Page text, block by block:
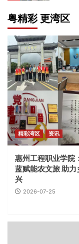
4
资讯
链
5
资讯
两年
林”拔
资讯
墨芯
合盈
粤精彩 更湾区
精彩湾区 资讯
惠州工程职业学院
蓝赋能农文旅 助力
兴
2026-07-25